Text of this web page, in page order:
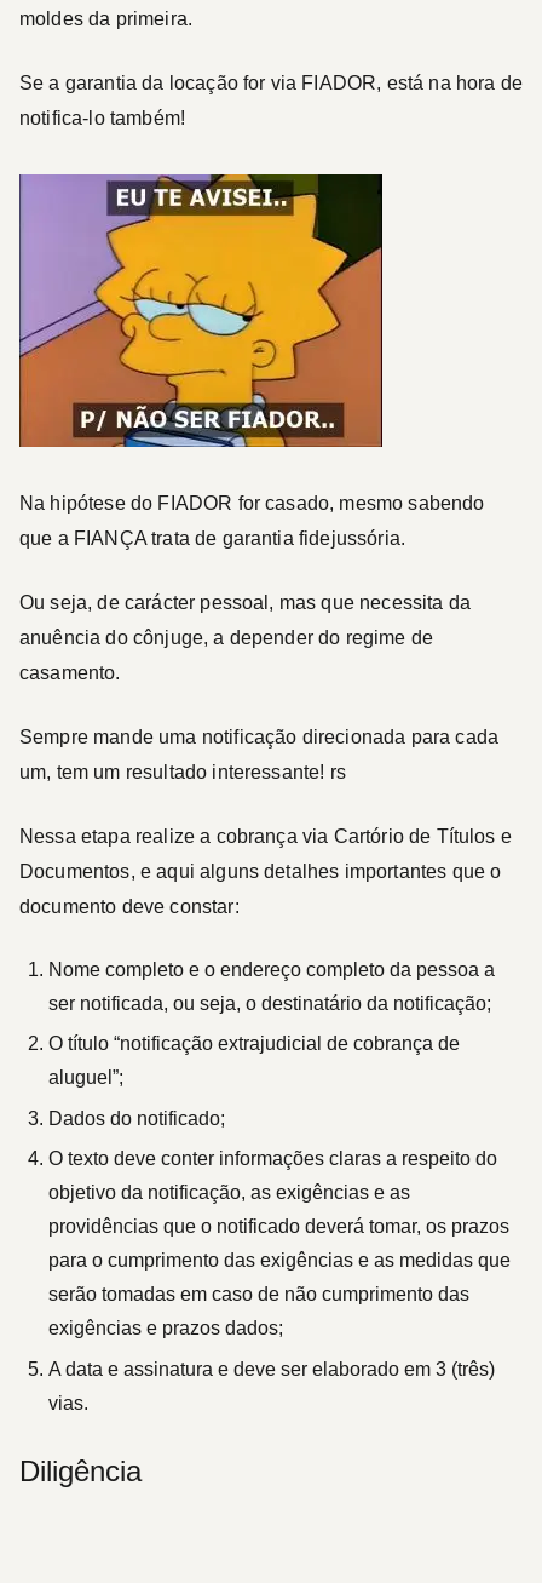
moldes da primeira.
Se a garantia da locação for via FIADOR, está na hora de
notifica-lo também!
Na hipótese do FIADOR for casado, mesmo sabendo
que a FIANÇA trata de garantia fidejussória.
Ou seja, de carácter pessoal, mas que necessita da
anuência do cônjuge, a depender do regime de
casamento.
Sempre mande uma notificação direcionada para cada
um, tem um resultado interessante! rs
Nessa etapa realize a cobrança via Cartório de Títulos e
Documentos, e aqui alguns detalhes importantes que o
documento deve constar:
Nome completo e o endereço completo da pessoa a
ser notificada, ou seja, o destinatário da notificação;
O título “notificação extrajudicial de cobrança de
aluguel”;
Dados do notificado;
O texto deve conter informações claras a respeito do
objetivo da notificação, as exigências e as
providências que o notificado deverá tomar, os prazos
para o cumprimento das exigências e as medidas que
serão tomadas em caso de não cumprimento das
exigências e prazos dados;
A data e assinatura e deve ser elaborado em 3 (três)
vias.
Diligência